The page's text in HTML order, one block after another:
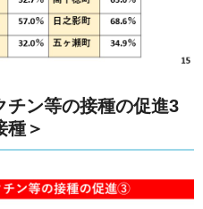
チン等の接種の促進3
種＞